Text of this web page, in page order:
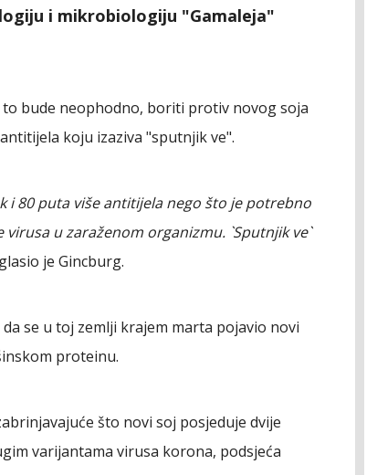
i mikrobiologiju "Gamaleja"
to bude neophodno, boriti protiv novog soja
koju izaziva "sputnjik ve".
i 80 puta više antitijela nego što je potrebno
u zaraženom organizmu. `Sputnjik ve`
je Gincburg.
se u toj zemlji krajem marta pojavio novi
proteinu.
što novi soj posjeduje dvije
varijantama virusa korona, podsjeća